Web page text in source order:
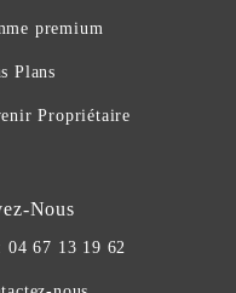
premium
Plans
Propriétaire
Nous
04 67 13 19 62